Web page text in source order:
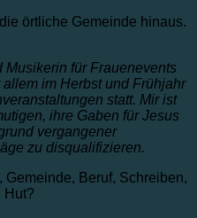
örtliche Gemeinde hinaus.
Musikerin für Frauenevents
im Herbst und Frühjahr
statt. Mir ist
ihre Gaben für Jesus
vergangener
zu disqualifizieren.
Beruf, Schreiben,
Hut?